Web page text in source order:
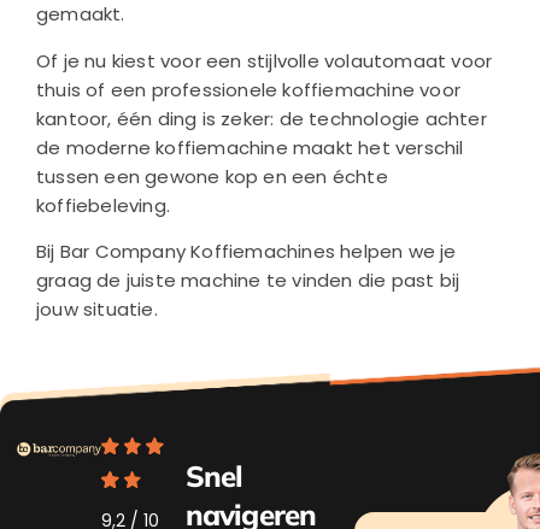
gemaakt.
Of je nu kiest voor een stijlvolle volautomaat voor
thuis of een professionele koffiemachine voor
kantoor, één ding is zeker: de technologie achter
de moderne koffiemachine maakt het verschil
tussen een gewone kop en een échte
koffiebeleving.
Bij Bar Company Koffiemachines helpen we je
graag de juiste machine te vinden die past bij
jouw situatie.
9,2 / 10
Snel
navigeren